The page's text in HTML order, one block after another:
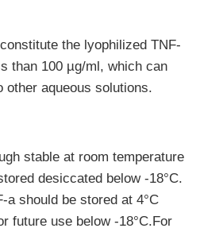
the lyophilized TNF-
than 100 µg/ml, which can
other aqueous solutions.
stable at room temperature
desiccated below -18°C.
a should be stored at 4°C
future use below -18°C.For